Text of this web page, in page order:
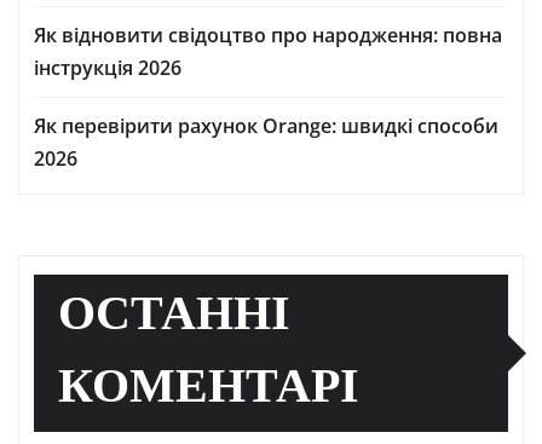
Як відновити свідоцтво про народження: повна
інструкція 2026
Як перевірити рахунок Orange: швидкі способи
2026
ОСТАННІ
КОМЕНТАРІ